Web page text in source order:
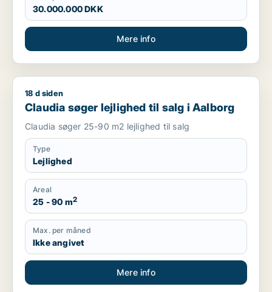
30.000.000 DKK
Mere info
Claudia søger lejlighed til salg i Aalborg
18 d siden
Claudia søger lejlighed til salg i Aalborg
Claudia søger 25-90 m2 lejlighed til salg
Type
Lejlighed
Areal
25 - 90 m2
Max. per måned
Ikke angivet
Mere info